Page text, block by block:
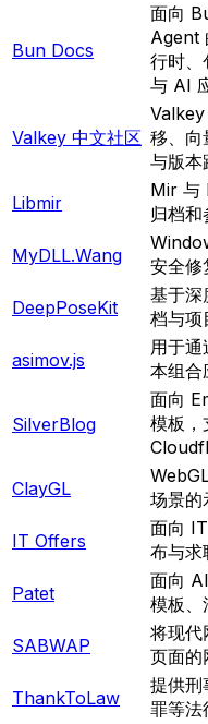
Bun Docs
面向
Agent
行时、
与 AI
Valkey 中文社区
Valkey
移、向
与版本
Libmir
Mir 与
归档和
MyDLL.Wang
安全修
DeepPoseKit
基于深
档与项
asimov.js
用于
本组合
SilverBlog
面向
模板
ClayGL
场景的
IT Offers
面向
布与求
Patet
面向
模板、
SABWAP
将现代
页面的
ThankToLaw
提供刑
罪等法